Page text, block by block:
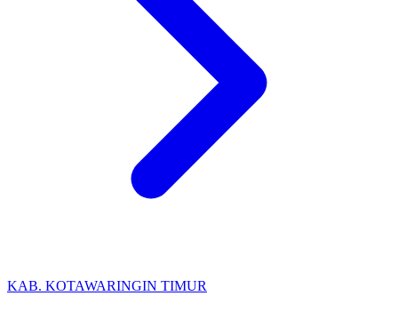
KAB. KOTAWARINGIN TIMUR